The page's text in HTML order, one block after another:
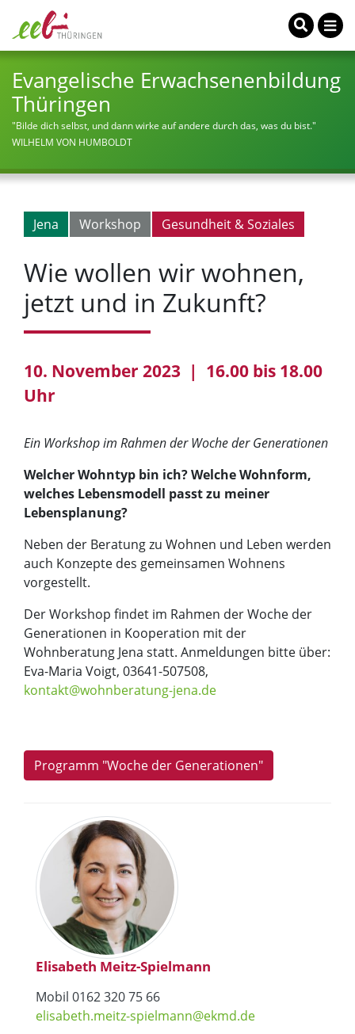
Evangelische Erwachsenenbildung
Thüringen
"Bilde dich selbst, und dann wirke auf andere durch das, was du bist."
WILHELM VON HUMBOLDT
Jena Workshop Gesundheit & Soziales
Wie wollen wir wohnen,
jetzt und in Zukunft?
10. November 2023 | 16.00 bis 18.00
Uhr
Ein Workshop im Rahmen der Woche der Generationen
Welcher Wohntyp bin ich? Welche Wohnform,
welches Lebensmodell passt zu meiner
Lebensplanung?
Neben der Beratung zu Wohnen und Leben werden
auch Konzepte des gemeinsamen Wohnens
vorgestellt.
Der Workshop findet im Rahmen der Woche der
Generationen in Kooperation mit der
Wohnberatung Jena statt. Anmeldungen bitte über:
Eva-Maria Voigt, 03641-507508,
kontakt@wohnberatung-jena.de
Programm "Woche der Generationen"
Elisabeth Meitz-Spielmann
Mobil 0162 320 75 66
elisabeth.meitz-spielmann@ekmd.de